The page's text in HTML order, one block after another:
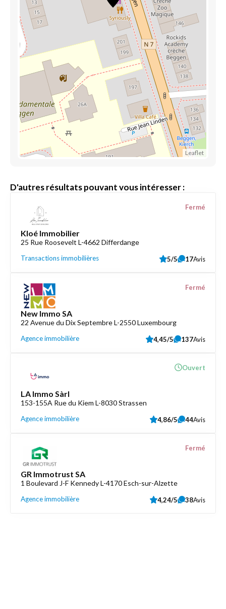
Leaflet
D'autres résultats pouvant vous intéresser :
Kloé Immobilier
25 Rue Roosevelt L-4662 Differdange
Transactions immobilières
Fermé
5/5 17Avis
New Immo SA
22 Avenue du Dix Septembre L-2550 Luxembourg
Agence immobilière
Fermé
4,45/5 137Avis
LA Immo Sàrl
153-155A Rue du Kiem L-8030 Strassen
Agence immobilière
Ouvert
4,86/5 44Avis
GR Immotrust SA
1 Boulevard J-F Kennedy L-4170 Esch-sur-Alzette
Agence immobilière
Fermé
4,24/5 38Avis